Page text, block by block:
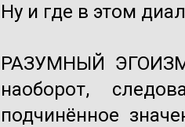
Ну и где в этом
РАЗУМНЫЙ ЭГОИЗМ
наоборот,
подчинённое